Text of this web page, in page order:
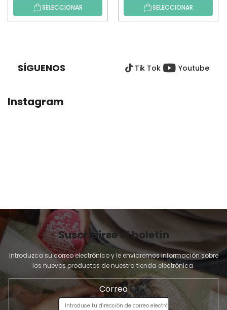
SELECCIONAR SELECCIONAR
SÍGUENOS Tik Tok Youtube
Instagram
Suscribirse al boletín
Introduzca su correo electrónico y le enviaremos información sobre
los nuevos productos de nuestra tienda electrónica.
Correo